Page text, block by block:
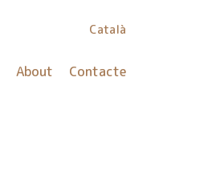
Català
About Contacte